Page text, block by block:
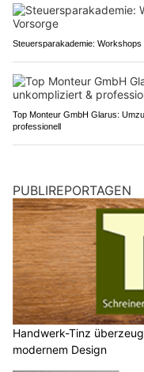
Steuersparakademie:
Top Monteur GmbH Glarus:
professionell
PUBLIREPORTAGEN
Handwerk-Tinz
modernem Design